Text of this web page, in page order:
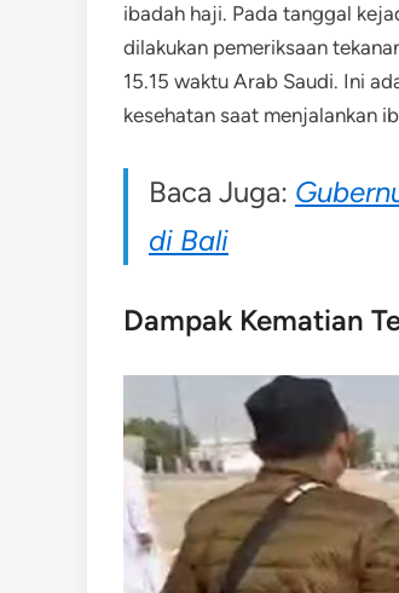
ibadah haji. Pada tanggal
dilakukan pemeriksaan
15.15 waktu Arab Saudi. Ini
kesehatan saat menjalankan
Baca Juga:
di Bali
Dampak Kematian